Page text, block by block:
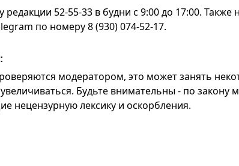
52-55-33 в будни с 9:00 до 17:00. Также
по номеру 8 (930) 074-52-17.
модератором, это может занять
Будьте внимательны - по закону
нецензурную лексику и оскорбления.